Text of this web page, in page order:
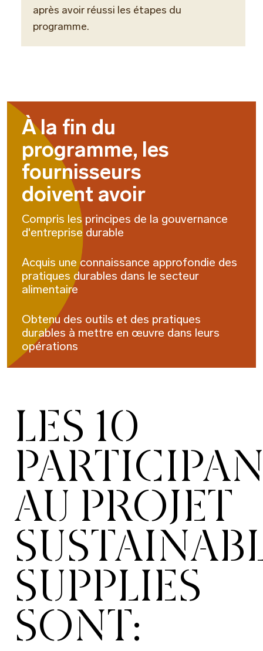
après avoir réussi les étapes du
programme.
À la fin du
programme, les
fournisseurs
doivent avoir
Compris les principes de la gouvernance
d'entreprise durable
Acquis une connaissance approfondie des
pratiques durables dans le secteur
alimentaire
Obtenu des outils et des pratiques
durables à mettre en œuvre dans leurs
opérations
LES 10
AU PROJET
SUPPLIES
SONT: